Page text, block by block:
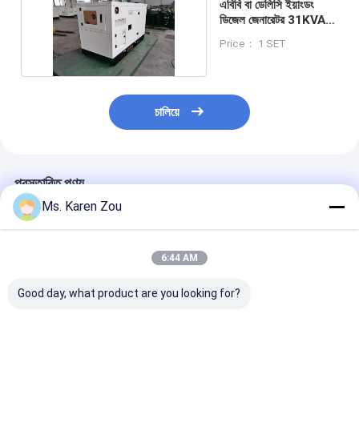
এবিবি বা ডেলিসি ইয়াংডং
ডিজেল জেনারেটর 31KVA
Price： 1 SET
চালিয়ে
প্রস্তাবিত পণ্য
Ms. Karen Zou
6:44 AM
Good day, what product are you looking for?